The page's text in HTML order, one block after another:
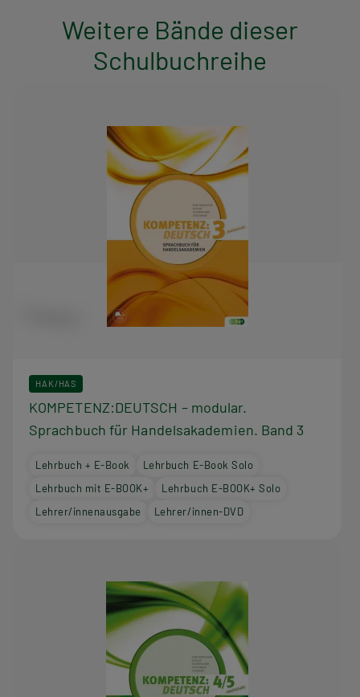
Weitere Bände dieser
Schulbuchreihe
HAK/HAS
KOMPETENZ:DEUTSCH – modular.
Sprachbuch für Handelsakademien. Band 3
Lehrbuch + E-Book
Lehrbuch E-Book Solo
Lehrbuch mit E-BOOK+
Lehrbuch E-BOOK+ Solo
Lehrer/innenausgabe
Lehrer/innen-DVD